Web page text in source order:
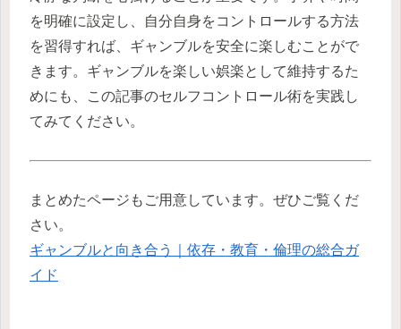
を明確に設定し、自分自身をコントロールする方法
を習得すれば、ギャンブルを安全に楽しむことがで
きます。ギャンブルを楽しい娯楽として維持するた
めにも、この記事のセルフコントロール術を実践し
てみてください。
まとめたページもご用意しています。ぜひご覧くだ
さい。
ギャンブルと向き合う｜依存・教育・倫理の総合ガ
イド